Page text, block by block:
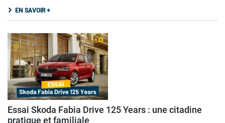
EN SAVOIR +
Essai Skoda Fabia Drive 125 Years : une citadine
pratique et familiale